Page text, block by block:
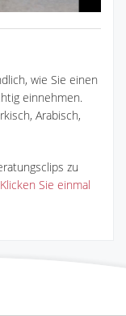
wie Sie einen
einnehmen.
Arabisch,
zu
Klicken Sie einmal